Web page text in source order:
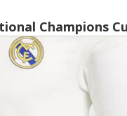
Champions